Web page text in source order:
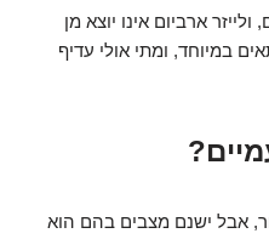
ארביום אינו יוצא מן
במיוחד, ומתי אולי עדיף
אבל ישנם מצבים בהם הוא